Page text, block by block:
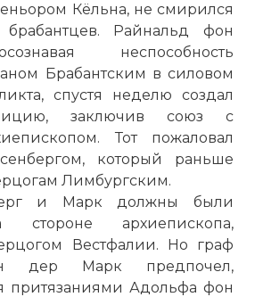
Кёльна, не смирился
Райнальд фон
неспособность
Брабантским в силовом
спустя неделю создал
заключив союз с
Тот пожаловал
который раньше
Лимбургским.
и Марк должны были
стороне архиепископа,
Вестфалии. Но граф
дер Марк предпочел,
притязаниями Адольфа фон